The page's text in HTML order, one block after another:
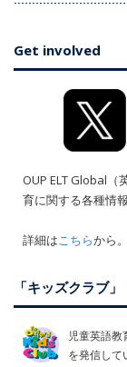
Get involved
OUP ELT Global（
育に関する各種情
詳細はこちらから。
「キッズクラブ
児童英語
を発信して